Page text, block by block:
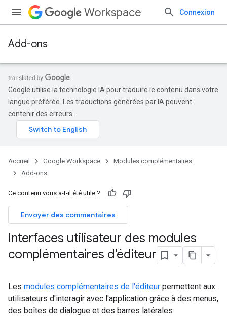
Workspace Connexion
Add-ons
Google utilise la technologie IA pour traduire le contenu dans votre
langue préférée. Les traductions générées par IA peuvent
contenir des erreurs.
Accueil Google Workspace
Modules complémentaires
Add-ons
Ce contenu vous a-t-il été utile ?
Envoyer des commentaires
Interfaces utilisateur des modules
complémentaires d'éditeur
Les modules complémentaires de l'éditeur permettent aux
utilisateurs d'interagir avec l'application grâce à des menus,
des boîtes de dialogue et des barres latérales